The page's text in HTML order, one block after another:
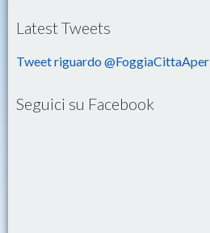
Latest Tweets
Tweet riguardo @FoggiaCittaAper
Seguici su Facebook